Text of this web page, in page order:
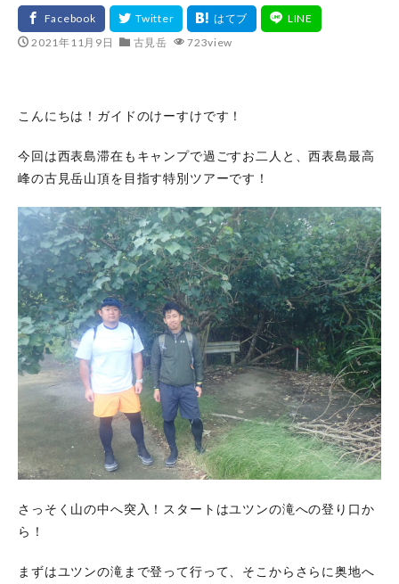
2021年11月9日 古見岳 723view
こんにちは！ガイドのけーすけです！
今回は西表島滞在もキャンプで過ごすお二人と、西表島最高
峰の古見岳山頂を目指す特別ツアーです！
さっそく山の中へ突入！スタートはユツンの滝への登り口か
ら！
まずはユツンの滝まで登って行って、そこからさらに奥地へ